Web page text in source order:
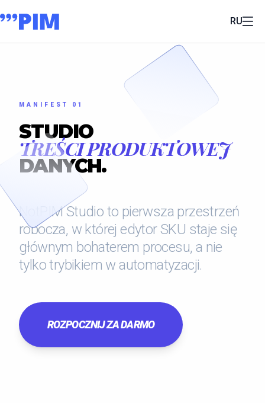
RU
MANIFEST 01
STUDIO
TREŚCI PRODUKTOWEJ
DANYCH.
NotPIM Studio to pierwsza przestrzeń
robocza, w której edytor SKU staje się
głównym bohaterem procesu, a nie
tylko trybikiem w automatyzacji.
ROZPOCZNIJ ZA DARMO